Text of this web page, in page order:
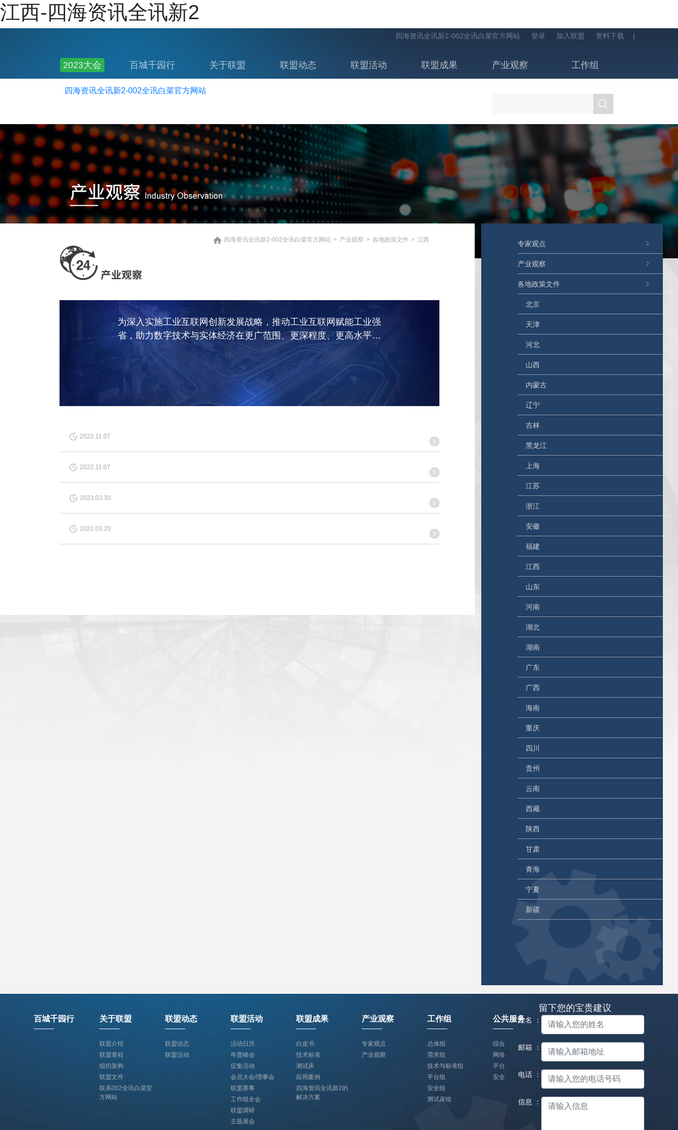
江西-四海资讯全讯新2
四海资讯全讯新2-002全讯白菜官方网站 登录 加入联盟 资料下载 |
2023大会 百城千园行 关于联盟 联盟动态 联盟活动 联盟成果 产业观察
工作组
公共服务
四海资讯全讯新2-002全讯白菜官方网站
专家观点
产业观察
各地政策文件
北京
天津
河北
山西
内蒙古
辽宁
吉林
黑龙江
上海
江苏
浙江
安徽
福建
江西
山东
河南
湖北
湖南
广东
广西
海南
重庆
四川
贵州
云南
西藏
陕西
甘肃
青海
宁夏
新疆
四海资讯全讯新2-002全讯白菜官方网站 > 产业观察 > 各地政策文件 > 江西
为深入实施工业互联网创新发展战略，推动工业互联网赋能工业强
省，助力数字技术与实体经济在更广范围、更深程度、更高水平上
实现融合发展，江西省工业强省建设工作领导小组...
2022.11.07
2022.11.07
2023.03.30
2021.03.20
百城千园行 关于联盟
联盟介绍
联盟章程
组织架构
联盟文件
联系002全讯白菜官
方网站
联盟动态
联盟动态
联盟活动
联盟活动
活动日历
年度峰会
征集活动
会员大会/理事会
联盟赛事
工作组全会
联盟调研
主题展会
联盟成果
白皮书
技术标准
测试床
应用案例
四海资讯全讯新2的
解决方案
产业观察
专家观点
产业观察
工作组
总体组
需求组
技术与标准组
平台组
安全组
测试床组
公共服务
综合
网络
平台
安全
留下您的宝贵建议
姓名 ：
邮箱 ：
电话 ：
信息 ：